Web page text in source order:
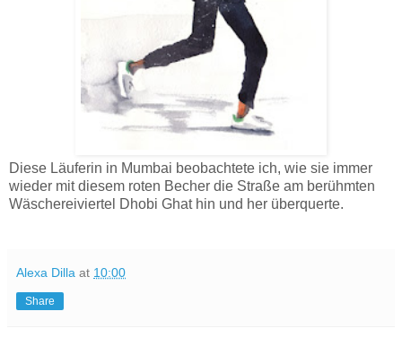
Diese Läuferin in Mumbai beobachtete ich, wie sie immer
wieder mit diesem roten Becher die Straße am berühmten
Wäschereiviertel Dhobi Ghat hin und her überquerte.
Alexa Dilla at 10:00
Share